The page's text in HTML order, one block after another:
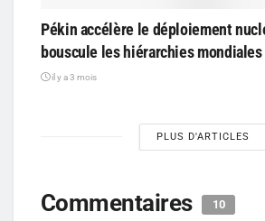
Pékin accélère le déploiement
bouscule les hiérarchies mondiales
il y a 3 mois
PLUS D'ARTICLES
Commentaires 10